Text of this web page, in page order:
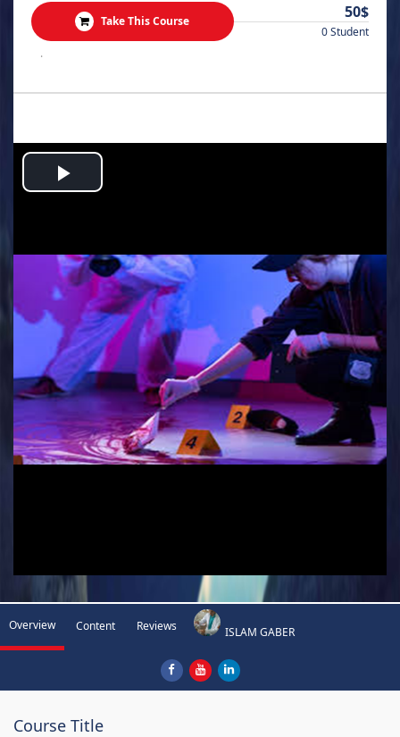
Take This Course 50$
0 Student
.
Play
Overview Content Reviews ISLAM GABER
Course Title